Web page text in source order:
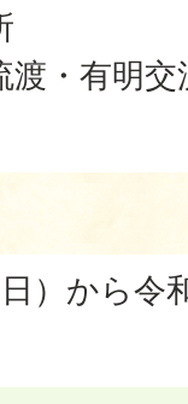
渡・有明
）から令